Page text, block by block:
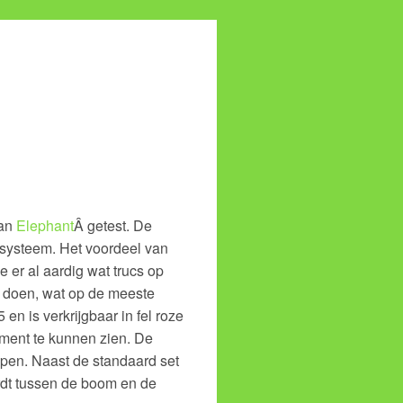
ElephantÂ getest. De
Het voordeel van
er al aardig wat trucs op
wat op de meeste
en is verkrijgbaar in fel roze
te kunnen zien. De
Naast de standaard set
tussen de boom en de